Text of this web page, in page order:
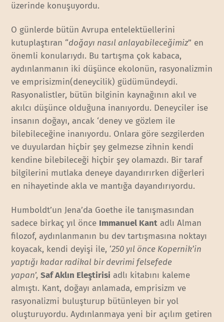
üzerinde konuşuyordu.
O günlerde bütün Avrupa entelektüellerini
kutuplaştıran “doğayı nasıl anlayabileceğimiz” en
önemli konularıydı. Bu tartışma çok kabaca,
aydınlanmanın iki düşünce ekolonün, rasyonalizmin
ve emprisizmin(deneycilik) güdümündeydi.
Rasyonalistler, bütün bilginin kaynağının akıl ve
akılcı düşünce olduğuna inanıyordu. Deneyciler ise
insanın doğayı, ancak ‘deney ve gözlem ile
bilebileceğine inanıyordu. Onlara göre sezgilerden
ve duyulardan hiçbir şey gelmezse zihnin kendi
kendine bilebileceği hiçbir şey olamazdı. Bir taraf
bilgilerini mutlaka deneye dayandırırken diğerleri
en nihayetinde akla ve mantığa dayandırıyordu.
Humboldt’un Jena’da Goethe ile tanışmasından
sadece birkaç yıl önce Immanuel Kant adlı Alman
filozof, aydınlanmanın bu dev tartışmasına noktayı
koyacak, kendi deyişi ile, ‘250 yıl önce Kopernik’in
yaptığı kadar radikal bir devrimi felsefede
yapan’,Saf Aklın Eleştirisi adlı kitabını kaleme
almıştı. Kant, doğayı anlamada, emprisizm ve
rasyonalizmi buluşturup bütünleyen bir yol
oluşturuyordu. Aydınlanmaya yeni bir açılım getiren